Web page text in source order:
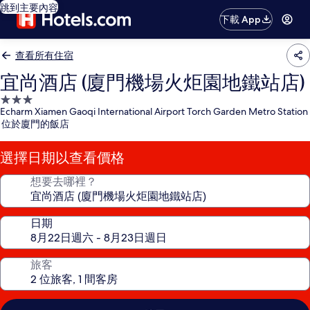
跳到主要內容
下載 App
查看所有住宿
宜尚酒店 (廈門機場火炬園地鐵站店)
3.0
星
級
住
宿
Echarm Xiamen Gaoqi International Airport Torch Garden Metro Station
位於廈門的飯店
選擇日期以查看價格
想要去哪裡？
日期
旅客